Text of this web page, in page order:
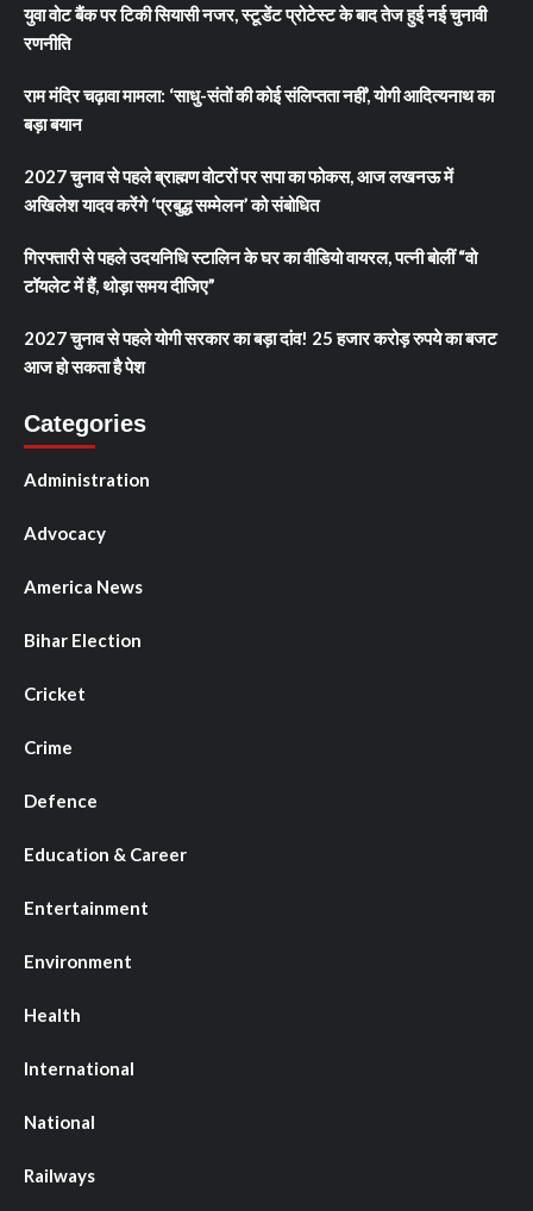
युवा वोट बैंक पर टिकी सियासी नजर, स्टूडेंट प्रोटेस्ट के बाद तेज हुई नई चुनावी
रणनीति
राम मंदिर चढ़ावा मामला: ‘साधु-संतों की कोई संलिप्तता नहीं’, योगी आदित्यनाथ का
बड़ा बयान
2027 चुनाव से पहले ब्राह्मण वोटरों पर सपा का फोकस, आज लखनऊ में
अखिलेश यादव करेंगे ‘प्रबुद्ध सम्मेलन’ को संबोधित
गिरफ्तारी से पहले उदयनिधि स्टालिन के घर का वीडियो वायरल, पत्नी बोलीं “वो
टॉयलेट में हैं, थोड़ा समय दीजिए”
2027 चुनाव से पहले योगी सरकार का बड़ा दांव! 25 हजार करोड़ रुपये का बजट
आज हो सकता है पेश
Categories
Administration
Advocacy
America News
Bihar Election
Cricket
Crime
Defence
Education & Career
Entertainment
Environment
Health
International
National
Railways